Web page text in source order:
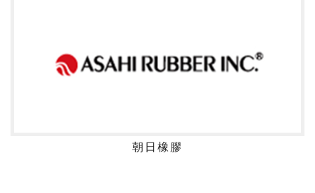
朝日橡膠